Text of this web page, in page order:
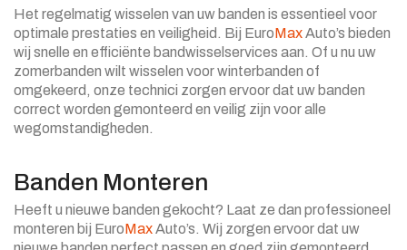
Het regelmatig wisselen van uw banden is essentieel voor
optimale prestaties en veiligheid. Bij EuroMaxAuto’s bieden
wij snelle en efficiënte bandwisselservices aan. Of u nu uw
zomerbanden wilt wisselen voor winterbanden of
omgekeerd, onze technici zorgen ervoor dat uw banden
correct worden gemonteerd en veilig zijn voor alle
wegomstandigheden.
Banden Monteren
Heeft u nieuwe banden gekocht? Laat ze dan professioneel
monteren bij EuroMaxAuto’s. Wij zorgen ervoor dat uw